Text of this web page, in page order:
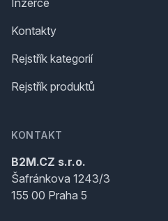
Inzerce
Kontakty
Rejstřík kategorií
Rejstřík produktů
KONTAKT
B2M.CZ s.r.o.
Šafránkova 1243/3
155 00 Praha 5